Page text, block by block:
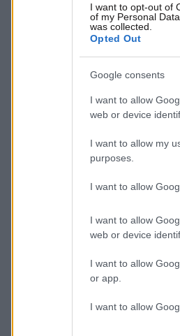
I want to opt-out of
of my Personal
was collected.
Opted Out
Google consents
I want to allow
web or device
I want to allow my
purposes.
I want to allow
I want to allow
web or device
I want to allow
or app.
I want to allow